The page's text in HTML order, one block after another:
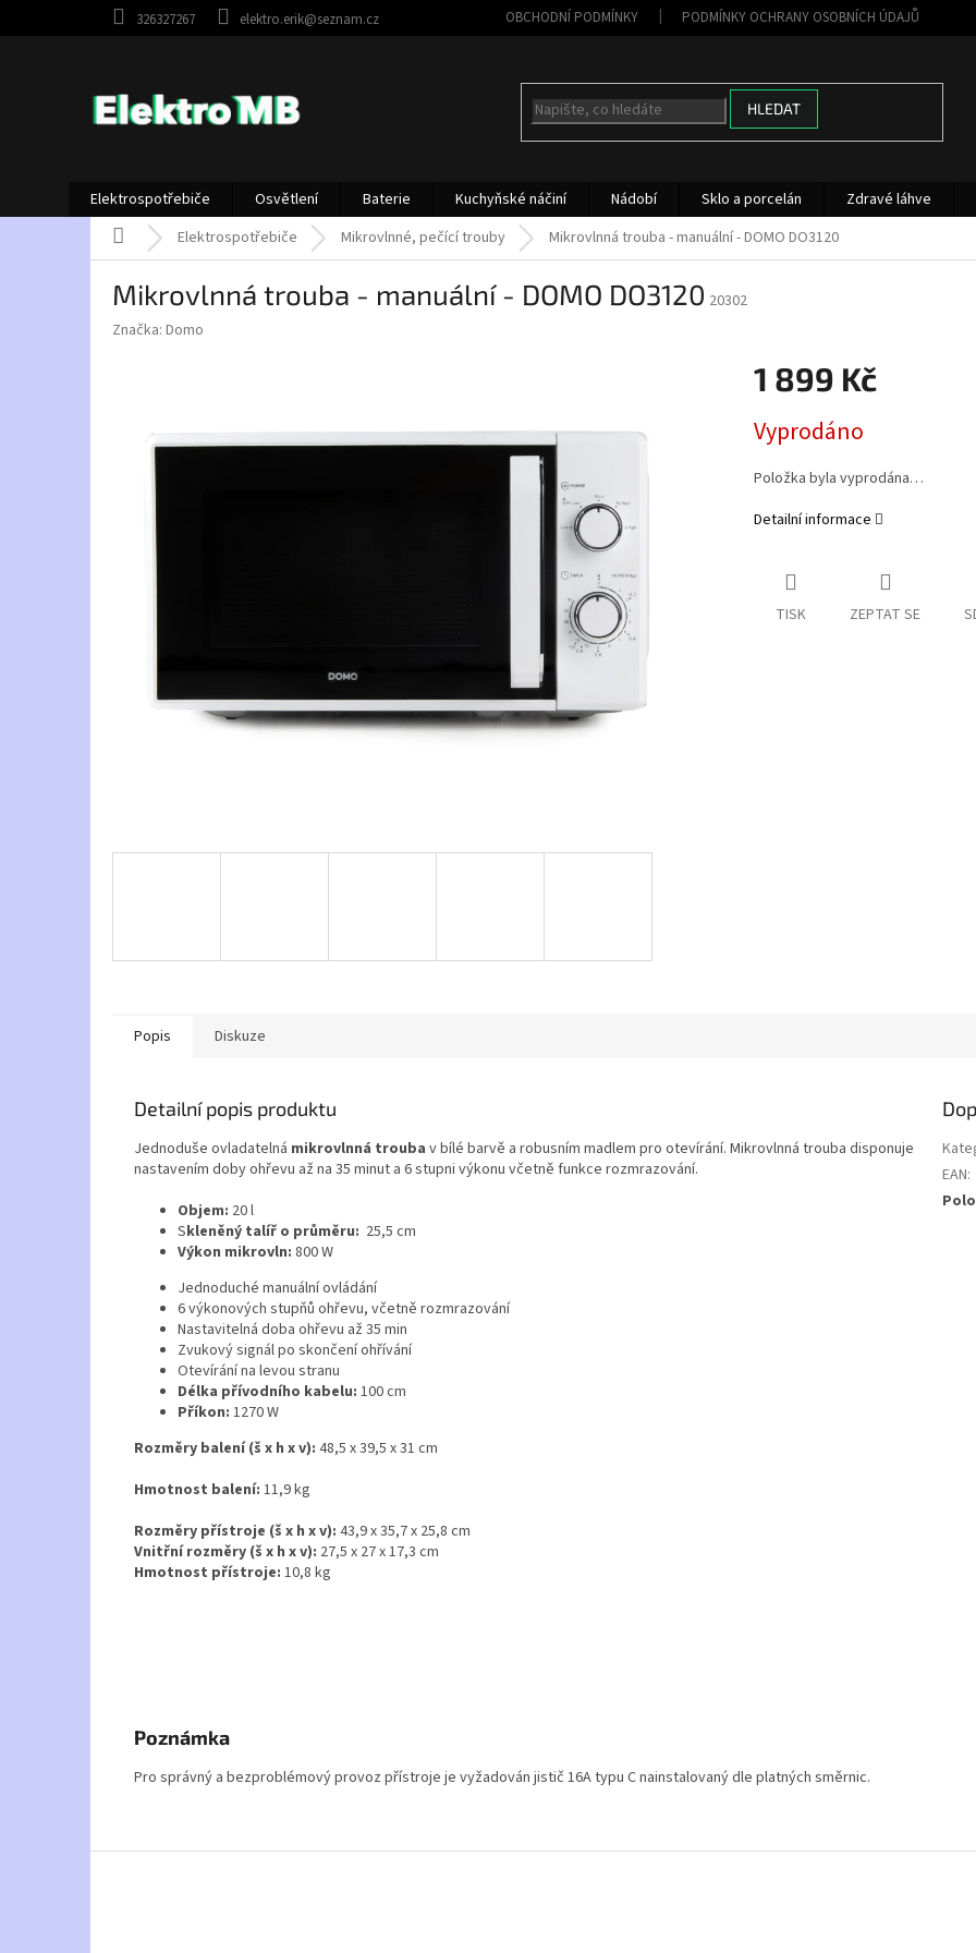
326327267 elektro.erik@seznam.cz OBCHODNÍ PODMÍNKY PODMÍNKY OCHRANY OSOBNÍCH ÚDAJŮ
HLEDAT
Elektrospotřebiče Osvětlení Baterie Kuchyňské náčiní Nádobí Sklo a porcelán Zdravé láhve
Domů
Elektrospotřebiče Mikrovlnné, pečící trouby Mikrovlnná trouba - manuální - DOMO DO3120
Mikrovlnná trouba - manuální - DOMO DO3120 20302
Značka: Domo
1 899 Kč
cena:
Vyprodáno
Položka byla vyprodána…
Detailní informace
TISK ZEPTAT SE
Popis Diskuze
Detailní popis produktu
Jednoduše ovladatelná mikrovlnná trouba v bílé barvě a robusním madlem pro otevírání. Mikrovlnná trouba disponuje
nastavením doby ohřevu až na 35 minut a 6 stupni výkonu včetně funkce rozmrazování.
Objem: 20 l
Skleněný talíř o průměru: 25,5 cm
Výkon mikrovln: 800 W
Jednoduché manuální ovládání
6 výkonových stupňů ohřevu, včetně rozmrazování
Nastavitelná doba ohřevu až 35 min
Zvukový signál po skončení ohřívání
Otevírání na levou stranu
Délka přívodního kabelu: 100 cm
Příkon: 1270 W
Rozměry balení (š x h x v): 48,5 x 39,5 x 31 cm
Hmotnost balení: 11,9 kg
Rozměry přístroje (š x h x v): 43,9 x 35,7 x 25,8 cm
Vnitřní rozměry (š x h x v): 27,5 x 27 x 17,3 cm
Hmotnost přístroje: 10,8 kg
Poznámka
Pro správný a bezproblémový provoz přístroje je vyžadován jistič 16A typu C nainstalovaný dle platných směrnic.
EAN: